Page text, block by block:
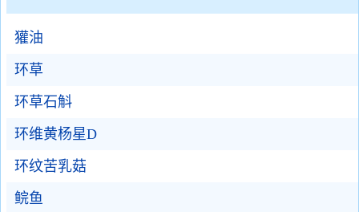
獾油
环草
环草石斛
环维黄杨星D
环纹苦乳菇
鲩鱼